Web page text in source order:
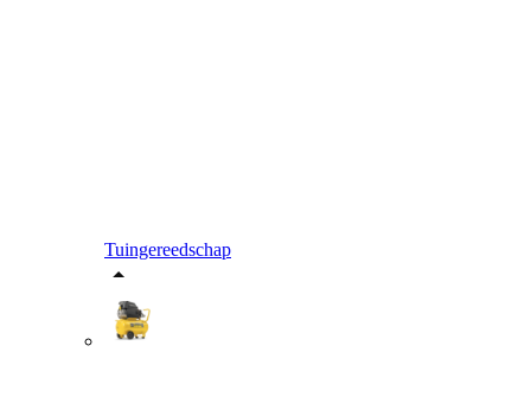
Tuingereedschap